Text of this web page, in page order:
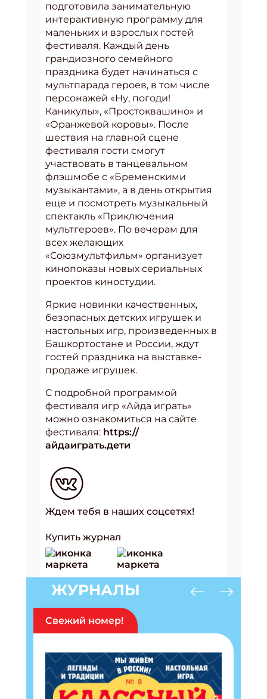
подготовила занимательную
интерактивную программу для
маленьких и взрослых гостей
фестиваля. Каждый день
грандиозного семейного
праздника будет начинаться с
мультпарада героев, в том числе
персонажей «Ну, погоди!
Каникулы», «Простоквашино» и
«Оранжевой коровы». После
шествия на главной сцене
фестиваля гости смогут
участвовать в танцевальном
флэшмобе с «Бременскими
музыкантами», а в день открытия
еще и посмотреть музыкальный
спектакль «Приключения
мультгероев». По вечерам для
всех желающих
«Союзмультфильм» организует
кинопоказы новых сериальных
проектов киностудии.
Яркие новинки качественных,
безопасных детских игрушек и
настольных игр, произведенных в
Башкортостане и России, ждут
гостей праздника на выставке-
продаже игрушек.
С подробной программой
фестиваля игр «Айда играть»
можно ознакомиться на сайте
фестиваля: https://
айдаиграть.дети
Ждем тебя в наших соцсетях!
Купить журнал
ЖУРНАЛЫ
Свежий номер!
Подпишись на рассылку
Получи электронный "Классный журнал" в
подарок!